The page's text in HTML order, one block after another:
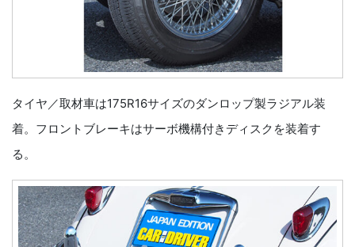
タイヤ／取材車は175R16サイズのダンロップ製ラジアル装
着。フロントブレーキはサーボ機構付きディスクを装着す
る。